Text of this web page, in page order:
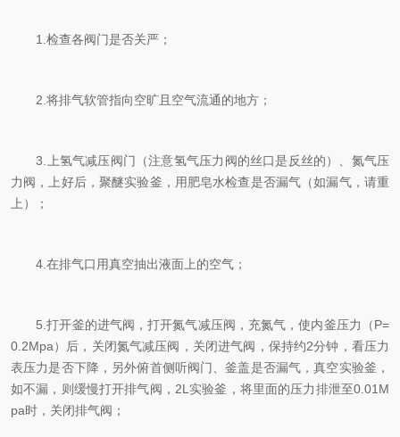
1.检查各阀门是否关严；
2.将排气软管指向空旷且空气流通的地方；
3.上氢气减压阀门（注意氢气压力阀的丝口是反丝的）、氮气压
力阀，上好后，聚醚实验釜，用肥皂水检查是否漏气（如漏气，请重
上）；
4.在排气口用真空抽出液面上的空气；
5.打开釜的进气阀，打开氮气减压阀，充氮气，使内釜压力（P=
0.2Mpa）后，关闭氮气减压阀，关闭进气阀，保持约2分钟，看压力
表压力是否下降，另外俯首侧听阀门、釜盖是否漏气，真空实验釜，
如不漏，则缓慢打开排气阀，2L实验釜，将里面的压力排泄至0.01M
pa时，关闭排气阀；